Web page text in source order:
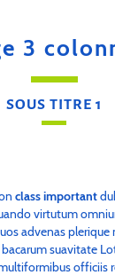
3
SOUS TITRE 1
class important
virtutum
advenas
suavitate
officiis